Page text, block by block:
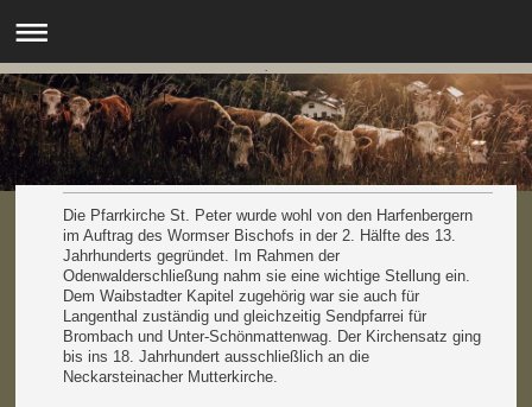
.
Die Pfarrkirche St. Peter wurde wohl von den Harfenbergern
im Auftrag des Wormser Bischofs in der 2. Hälfte des 13.
Jahrhunderts gegründet. Im Rahmen der
Odenwalderschließung nahm sie eine wichtige Stellung ein.
Dem Waibstadter Kapitel zugehörig war sie auch für
Langenthal zuständig und gleichzeitig Sendpfarrei für
Brombach und Unter-Schönmattenwag. Der Kirchensatz ging
bis ins 18. Jahrhundert ausschließlich an die
Neckarsteinacher Mutterkirche.